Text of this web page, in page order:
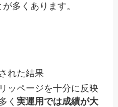
多くあります。
れた結果
ッページを十分に反映
く実運用では成績が大